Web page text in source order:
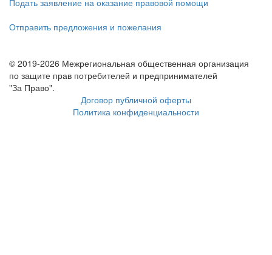
Подать заявление на оказание правовой помощи
Отправить предложения и пожелания
© 2019-2026 Межрегиональная общественная организация
по защите прав потребителей и предпринимателей
"За Право".
Договор публичной оферты
Политика конфиденциальности